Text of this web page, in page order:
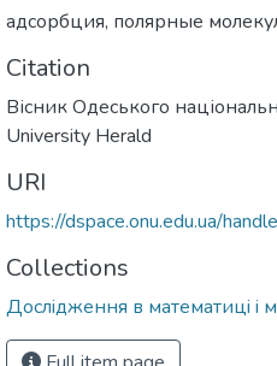
адсорбция, полярные
Citation
Вісник Одеського
University Herald
URI
https://dspace.onu.edu.ua/
Collections
Дослiдження в математицi i